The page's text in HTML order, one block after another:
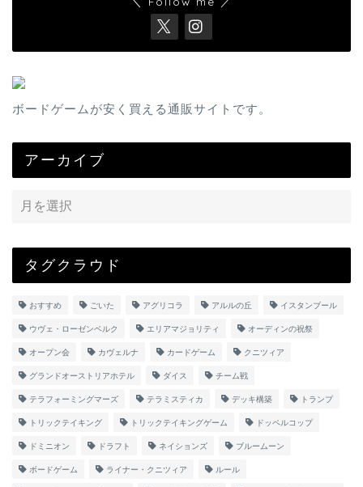
ボードゲームが安く買える通販サイトです。
アーカイブ
タグクラウド
おすすめ ごいた アグリコラ アルルの丘 イスタンブール
ウヴェ・ローゼンベルク エリアマジョリティ オーディンの祝祭
オープン会 カヴェルナ カードゲーム クニツィア
グランドオーストリアホテル ダイス チーム戦
テラフォーミングマーズ テラミスティカ デッキ構築 トランプ
トリックテイキング トリックテイキングゲーム ドッペルコップ
ドミニオン ドラフト ネイションズ ブルームーン
ボードゲーム ライナー・クニツィア ルール